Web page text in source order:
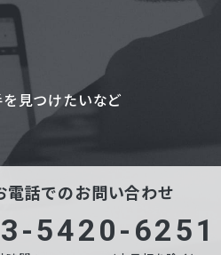
見つけたいなど
電話でのお問い合わせ
5420-6251